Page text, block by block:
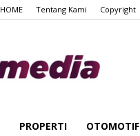
HOME Tentang Kami Copyright
PROPERTI OTOMOTIF